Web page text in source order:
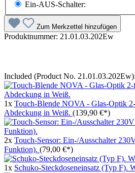
Ein-AUS-Schalter:
Zum Merkzettel hinzufügen
Produktnummer: 21.01.03.202Ew
Included (Product No. 21.01.03.202Ew):
1x Touch-Blende NOVA - Glas-Optik
Abdeckung in Weiß. (139,90 €*)
2x Touch-Sensor: Ein-/Ausschalter
Funktion). (79,00 €*)
1x Schuko-Steckdoseneinsatz (Typ F).